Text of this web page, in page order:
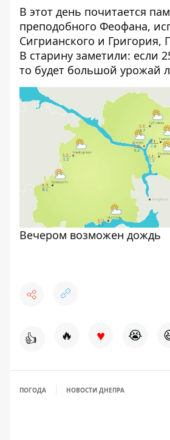
В этот день почитается
преподобного Феофана,
Сигрианского и Григория,
В старину заметили: если
то будет большой урожай
Вечером возможен дождь
👍 🔥 ♥ 😭
ПОГОДА НОВОСТИ ДНЕПРА